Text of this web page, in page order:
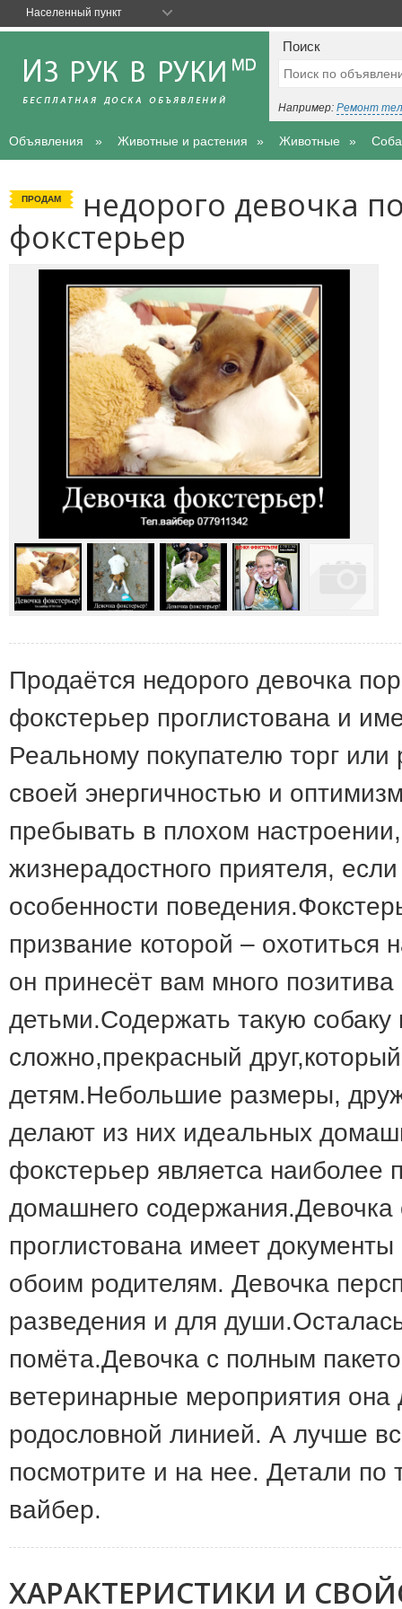
Поиск
Например: Ремонт
Объявления Животные и растения Животные
ПРОДАМ недорого девочка
фокстерьер
Продаётся недорого девочка
фокстерьер проглистована и
Реальному покупателю торг или
своей энергичностью и
пребывать в плохом
жизнерадостного приятеля,
особенности
призвание которой – охотиться
он принесёт вам много
детьми.Содержать такую собаку
сложно,прекрасный
детям.Небольшие размеры,
делают из них идеальных
фокстерьер являетса
домашнего содержания.Девочка
проглистована имеет
обоим родителям. Девочка
разведения и для
помёта.Девочка с полным
ветеринарные мероприятия
родословной линией. А лучше
посмотрите и на нее. Детали
вайбер.
ХАРАКТЕРИСТИКИ И
Населенный пункт